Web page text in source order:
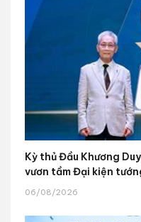
Kỳ thủ Đầu Khương
vươn tầm Đại kiện
06/08/2026